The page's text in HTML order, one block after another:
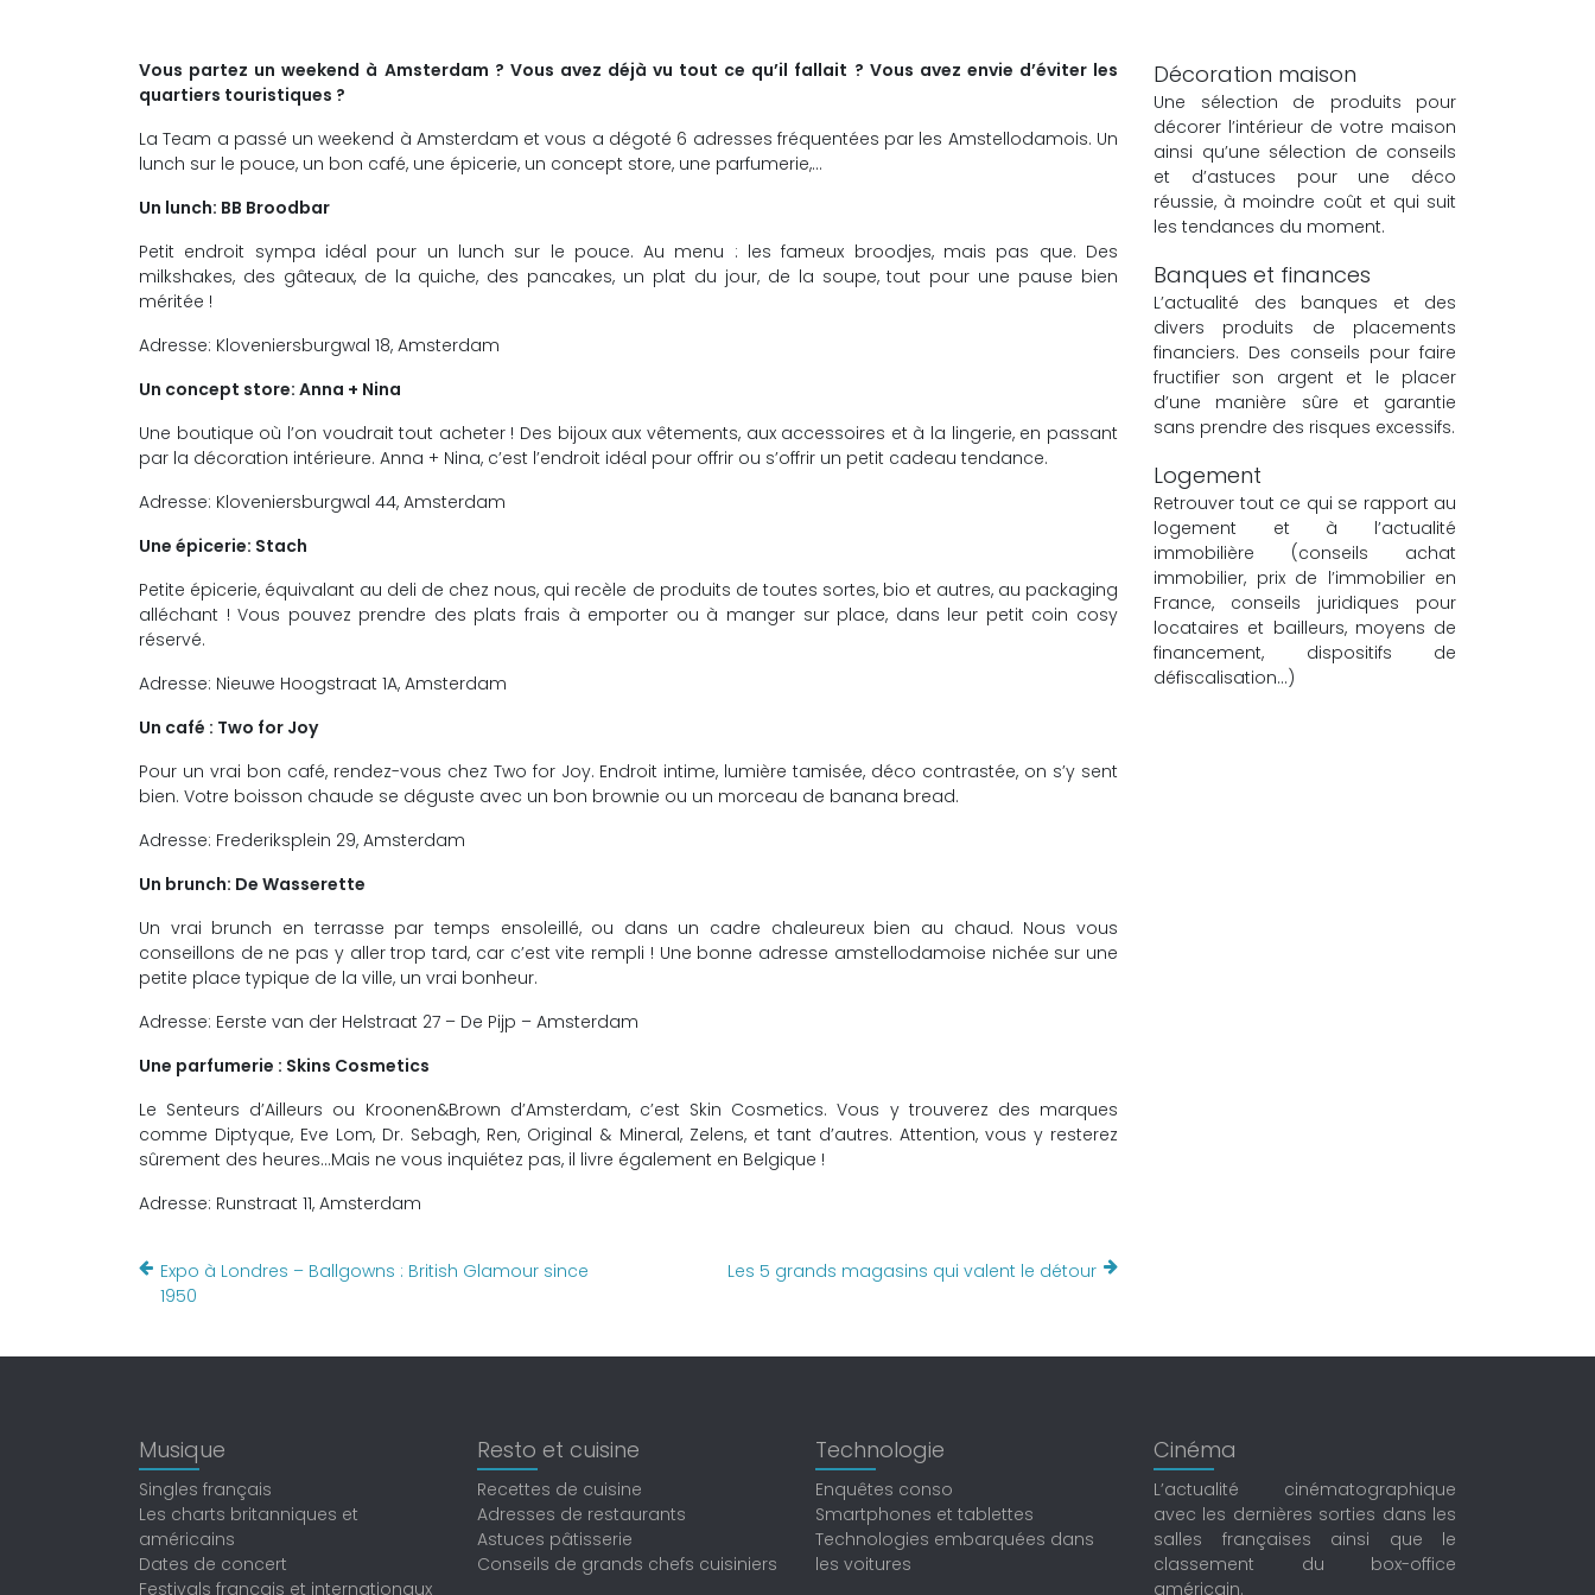
Vous partez un weekend à Amsterdam ? Vous avez déjà vu tout ce qu’il fallait ? Vous avez envie d’éviter les
quartiers touristiques ?
La Team a passé un weekend à Amsterdam et vous a dégoté 6 adresses fréquentées par les Amstellodamois. Un
lunch sur le pouce, un bon café, une épicerie, un concept store, une parfumerie,…
Un lunch: BB Broodbar
Petit endroit sympa idéal pour un lunch sur le pouce. Au menu : les fameux broodjes, mais pas que. Des
milkshakes, des gâteaux, de la quiche, des pancakes, un plat du jour, de la soupe, tout pour une pause bien
méritée !
Adresse: Kloveniersburgwal 18, Amsterdam
Un concept store: Anna + Nina
Une boutique où l’on voudrait tout acheter ! Des bijoux aux vêtements, aux accessoires et à la lingerie, en passant
par la décoration intérieure. Anna + Nina, c’est l’endroit idéal pour offrir ou s’offrir un petit cadeau tendance.
Adresse: Kloveniersburgwal 44, Amsterdam
Une épicerie: Stach
Petite épicerie, équivalant au deli de chez nous, qui recèle de produits de toutes sortes, bio et autres, au packaging
alléchant ! Vous pouvez prendre des plats frais à emporter ou à manger sur place, dans leur petit coin cosy
réservé.
Adresse: Nieuwe Hoogstraat 1A, Amsterdam
Un café : Two for Joy
Pour un vrai bon café, rendez-vous chez Two for Joy. Endroit intime, lumière tamisée, déco contrastée, on s’y sent
bien. Votre boisson chaude se déguste avec un bon brownie ou un morceau de banana bread.
Adresse: Frederiksplein 29, Amsterdam
Un brunch: De Wasserette
Un vrai brunch en terrasse par temps ensoleillé, ou dans un cadre chaleureux bien au chaud. Nous vous
conseillons de ne pas y aller trop tard, car c’est vite rempli ! Une bonne adresse amstellodamoise nichée sur une
petite place typique de la ville, un vrai bonheur.
Adresse: Eerste van der Helstraat 27 – De Pijp – Amsterdam
Une parfumerie : Skins Cosmetics
Le Senteurs d’Ailleurs ou Kroonen&Brown d’Amsterdam, c’est Skin Cosmetics. Vous y trouverez des marques
comme Diptyque, Eve Lom, Dr. Sebagh, Ren, Original & Mineral, Zelens, et tant d’autres. Attention, vous y resterez
sûrement des heures…Mais ne vous inquiétez pas, il livre également en Belgique !
Adresse: Runstraat 11, Amsterdam
Expo à Londres – Ballgowns : British Glamour since
1950
Les 5 grands magasins qui valent le détour
Décoration maison
Une sélection de produits pour
décorer l’intérieur de votre maison
ainsi qu’une sélection de conseils
et d’astuces pour une déco
réussie, à moindre coût et qui suit
les tendances du moment.
Banques et finances
L’actualité des banques et des
divers produits de placements
financiers. Des conseils pour faire
fructifier son argent et le placer
d’une manière sûre et garantie
sans prendre des risques excessifs.
Logement
Retrouver tout ce qui se rapport au
logement et à l’actualité
immobilière (conseils achat
immobilier, prix de l’immobilier en
France, conseils juridiques pour
locataires et bailleurs, moyens de
financement, dispositifs de
défiscalisation…)
Musique
Singles français
Les charts britanniques et
américains
Dates de concert
Festivals français et internationaux
Resto et cuisine
Recettes de cuisine
Adresses de restaurants
Astuces pâtisserie
Conseils de grands chefs cuisiniers
Technologie
Enquêtes conso
Smartphones et tablettes
Technologies embarquées dans
les voitures
Cinéma
L’actualité cinématographique
avec les dernières sorties dans les
salles françaises ainsi que le
classement du box-office
américain.